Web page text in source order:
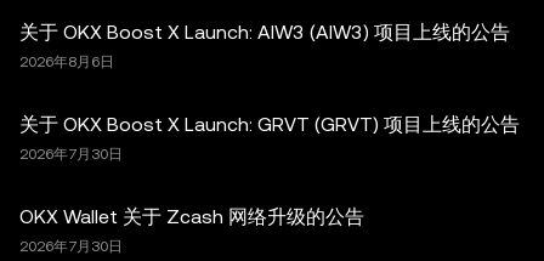
关于 OKX Boost X Launch: AIW3 (AIW3) 项目上线的公告
2026年8月6日
关于 OKX Boost X Launch: GRVT (GRVT) 项目上线的公告
2026年7月30日
OKX Wallet 关于 Zcash 网络升级的公告
2026年7月30日